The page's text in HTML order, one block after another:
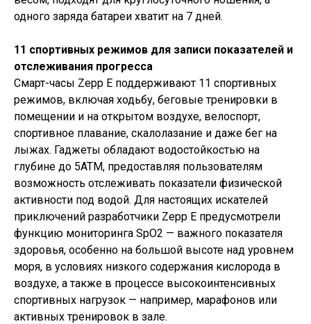
одного заряда батареи хватит на 7 дней.
11 cпортивных режимов для записи показателей и
отслеживания прогресса
Смарт-часы Zepp E поддерживают 11 спортивных
режимов, включая ходьбу, беговые тренировки в
помещении и на открытом воздухе, велоспорт,
спортивное плавание, скалолазание и даже бег на
лыжах. Гаджеты обладают водостойкостью на
глубине до 5АТМ, предоставляя пользователям
возможность отслеживать показатели физической
активности под водой. Для настоящих искателей
приключений разработчики Zepp E предусмотрели
функцию мониторинга SpO2 — важного показателя
здоровья, особенно на большой высоте над уровнем
моря, в условиях низкого содержания кислорода в
воздухе, а также в процессе высокоинтенсивных
спортивных нагрузок — например, марафонов или
активных тренировок в зале.